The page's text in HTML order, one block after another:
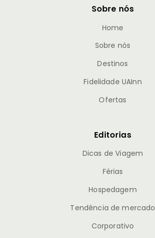
Sobre nós
Home
Sobre nós
Destinos
Fidelidade UAInn
Ofertas
Editorias
Dicas de Viagem
Férias
Hospedagem
Tendência de mercado
Corporativo